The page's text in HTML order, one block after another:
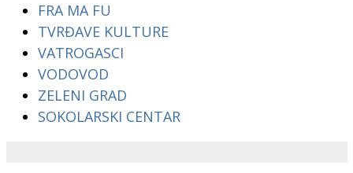
FRA MA FU
TVRĐAVE KULTURE
VATROGASCI
VODOVOD
ZELENI GRAD
SOKOLARSKI CENTAR